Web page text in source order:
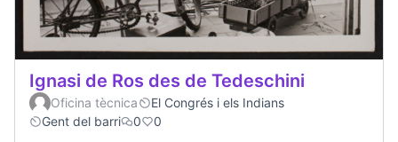
Ignasi de Ros des de Tedeschini
Oficina tècnica
El Congrés i els Indians
Gent del barri
0 0